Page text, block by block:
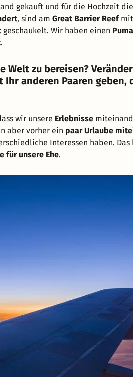
gekauft und für die Hochzeit die
, sind am Great Barrier Reefmit
geschaukelt. Wir haben einen
.
zu bereisen?
anderen Paaren
wir unsere Erlebnisse
aber vorher ein paar Urlaube
Interessen haben.
für unsere Ehe.